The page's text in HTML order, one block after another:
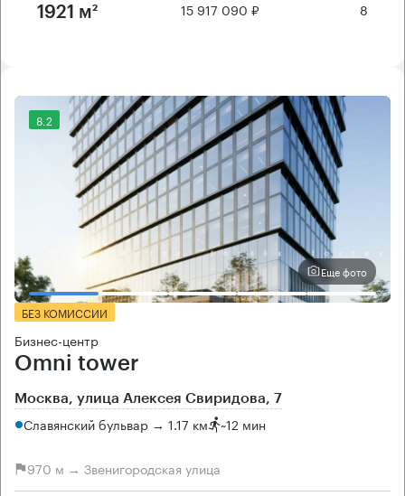
1921 м² 15 917 090 ₽ 8
8.2
Еще фото
БЕЗ КОМИССИИ
Бизнес-центр
Omni tower
Москва, улица Алексея Свиридова, 7
Славянский бульвар → 1.17 км ~12 мин
970 м → Звенигородская улица